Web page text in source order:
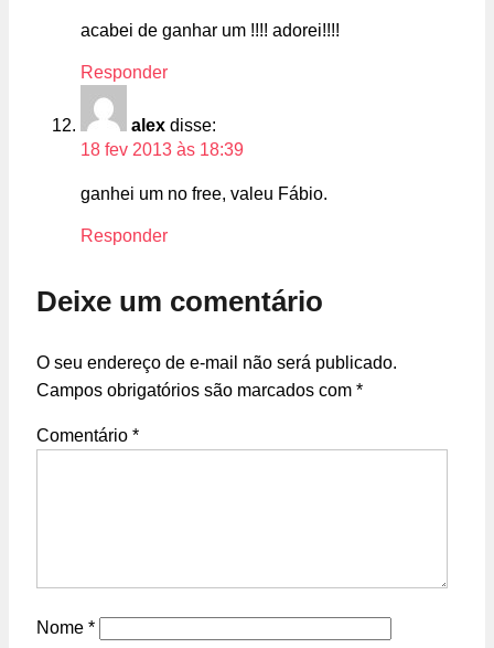
acabei de ganhar um !!!! adorei!!!!
Responder
alex disse:
18 fev 2013 às 18:39
ganhei um no free, valeu Fábio.
Responder
Deixe um comentário
O seu endereço de e-mail não será publicado.
Campos obrigatórios são marcados com *
Comentário *
Nome *